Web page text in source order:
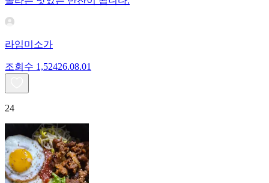
라임미소가
조회수 1,52426.08.01
24